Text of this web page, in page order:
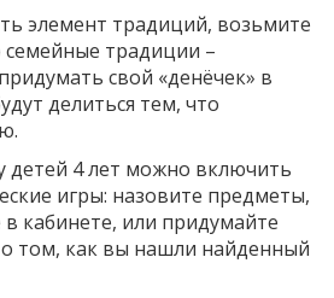
элемент традиций, возьмите
традиции –
свой «денёчек» в
делиться тем, что
детей 4 лет можно включить
игры: назовите предметы,
кабинете, или придумайте
том, как вы нашли найденный